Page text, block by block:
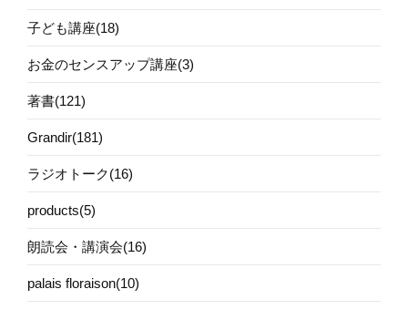
子ども講座(18)
お金のセンスアップ講座(3)
著書(121)
Grandir(181)
ラジオトーク(16)
products(5)
朗読会・講演会(16)
palais floraison(10)